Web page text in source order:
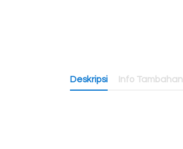
Deskripsi Info Tambahan